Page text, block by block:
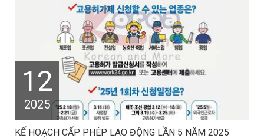
12
2025
KẾ HOẠCH CẤP PHÉP LAO ĐỘNG LẦN 5 NĂM 2025